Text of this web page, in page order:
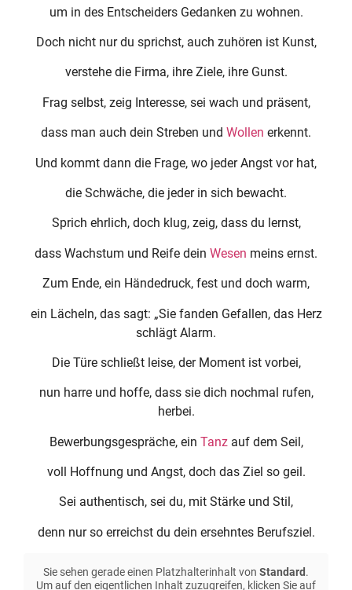
um in des Entscheiders Gedanken zu wohnen.
Doch nicht nur du sprichst, auch zuhören ist Kunst,
verstehe die Firma, ihre Ziele, ihre Gunst.
Frag selbst, zeig Interesse, sei wach und präsent,
dass man auch dein Streben und Wollen erkennt.
Und kommt dann die Frage, wo jeder Angst vor hat,
die Schwäche, die jeder in sich bewacht.
Sprich ehrlich, doch klug, zeig, dass du lernst,
dass Wachstum und Reife dein Wesen meins ernst.
Zum Ende, ein Händedruck, fest und doch warm,
ein Lächeln, das sagt: „Sie fanden Gefallen, das Herz
schlägt Alarm.
Die Türe schließt leise, der Moment ist vorbei,
nun harre und hoffe, dass sie dich nochmal rufen,
herbei.
Bewerbungsgespräche, ein Tanzauf dem Seil,
voll Hoffnung und Angst, doch das Ziel so geil.
Sei authentisch, sei du, mit Stärke und Stil,
denn nur so erreichst du dein ersehntes Berufsziel.
Sie sehen gerade einen Platzhalterinhalt von Standard.
Um auf den eigentlichen Inhalt zuzugreifen, klicken Sie auf